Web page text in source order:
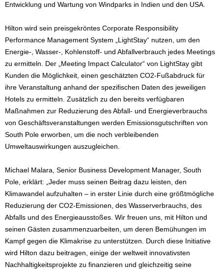
Entwicklung und Wartung von Windparks in Indien und den USA.
Hilton wird sein preisgekröntes Corporate Responsibility
Performance Management System „LightStay“ nutzen, um den
Energie-, Wasser-, Kohlenstoff- und Abfallverbrauch jedes Meetings
zu ermitteln. Der „Meeting Impact Calculator“ von LightStay gibt
Kunden die Möglichkeit, einen geschätzten CO2-Fußabdruck für
ihre Veranstaltung anhand der spezifischen Daten des jeweiligen
Hotels zu ermitteln. Zusätzlich zu den bereits verfügbaren
Maßnahmen zur Reduzierung des Abfall- und Energieverbrauchs
von Geschäftsveranstaltungen werden Emissionsgutschriften von
South Pole erworben, um die noch verbleibenden
Umweltauswirkungen auszugleichen.
Michael Malara, Senior Business Development Manager, South
Pole, erklärt: „Jeder muss seinen Beitrag dazu leisten, den
Klimawandel aufzuhalten – in erster Linie durch eine größtmögliche
Reduzierung der CO2-Emissionen, des Wasserverbrauchs, des
Abfalls und des Energieausstoßes. Wir freuen uns, mit Hilton und
seinen Gästen zusammenzuarbeiten, um deren Bemühungen im
Kampf gegen die Klimakrise zu unterstützen. Durch diese Initiative
wird Hilton dazu beitragen, einige der weltweit innovativsten
Nachhaltigkeitsprojekte zu finanzieren und gleichzeitig seine